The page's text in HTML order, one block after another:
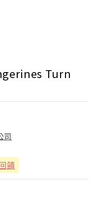
Turn
司
饋